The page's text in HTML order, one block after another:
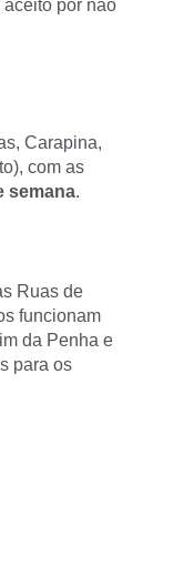
por não
Carapina,
com as
semana.
Ruas de
funcionam
da Penha e
para os